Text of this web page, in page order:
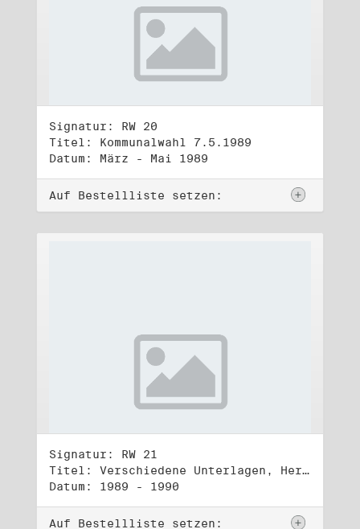
Signatur: RW 20
Titel: Kommunalwahl 7.5.1989
Datum: März - Mai 1989
Auf Bestellliste setzen:
Signatur: RW 21
Titel: Verschiedene Unterlagen, Herbst 1989 bis Herbst 1990
Datum: 1989 - 1990
Auf Bestellliste setzen: